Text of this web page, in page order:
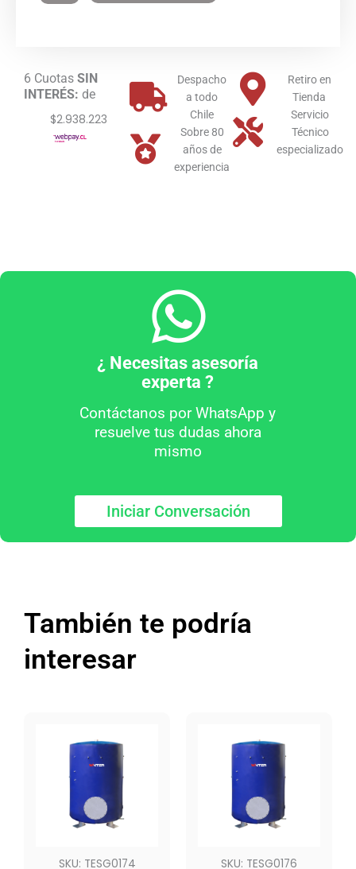
Epoxico
12
Bar
cantidad
6 Cuotas SIN
INTERÉS: de
$2.938.223
Despacho
a todo
Chile
Sobre 80
años de
experiencia
Retiro en
Tienda
Servicio
Técnico
especializado
¿ Necesitas asesoría
experta ?
Contáctanos por WhatsApp y
resuelve tus dudas ahora
mismo
Iniciar Conversación
También te podría
interesar
SKU: TESG0174 SKU: TESG0176